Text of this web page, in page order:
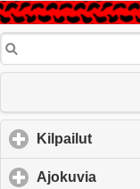
Kilpailut
Ajokuvia